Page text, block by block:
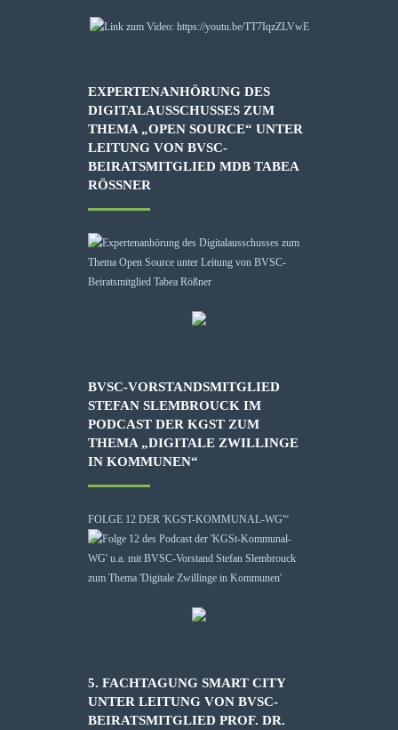
EXPERTENANHÖRUNG DES
DIGITALAUSSCHUSSES ZUM
THEMA „OPEN SOURCE“ UNTER
LEITUNG VON BVSC-
BEIRATSMITGLIED MDB TABEA
RÖSSNER
BVSC-VORSTANDSMITGLIED
STEFAN SLEMBROUCK IM
PODCAST DER KGST ZUM
THEMA „DIGITALE ZWILLINGE
IN KOMMUNEN“
FOLGE 12 DER 'KGST-KOMMUNAL-WG'“
5. FACHTAGUNG SMART CITY
UNTER LEITUNG VON BVSC-
BEIRATSMITGLIED PROF. DR.